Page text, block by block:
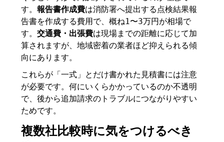
す。報告書作成費は消防署へ提出する点検結果報
告書を作成する費用で、概ね1〜3万円が相場で
す。交通費・出張費は現場までの距離に応じて加
算されますが、地域密着の業者ほど抑えられる傾
向にあります。
これらが「一式」とだけ書かれた見積書には注意
が必要です。何にいくらかかっているのか不透明
で、後から追加請求のトラブルにつながりやすい
ためです。
複数社比較時に気をつけるべき